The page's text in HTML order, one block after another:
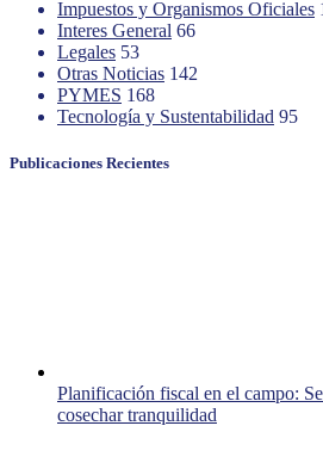
Impuestos y Organismos Oficiales
Interes General 66
Legales 53
Otras Noticias 142
PYMES 168
Tecnología y Sustentabilidad 95
Publicaciones Recientes
Planificación fiscal en el campo:
cosechar tranquilidad